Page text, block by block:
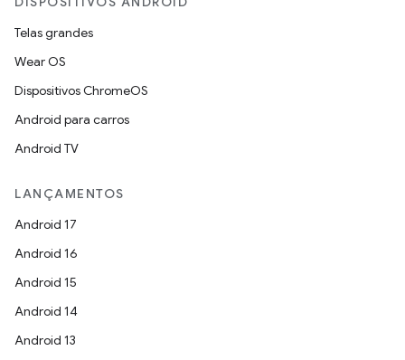
Telas grandes
Wear OS
Dispositivos ChromeOS
Android para carros
Android TV
LANÇAMENTOS
Android 17
Android 16
Android 15
Android 14
Android 13